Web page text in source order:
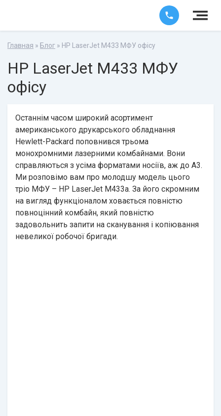
Главная » Блог » HP LaserJet M433 МФУ офісу
HP LaserJet M433 МФУ
офісу
Останнім часом широкий асортимент
американського друкарського обладнання
Hewlett-Packard поповнився трьома
монохромними лазерними комбайнами. Вони
справляються з усіма форматами носіїв, аж до А3.
Ми розповімо вам про молодшу модель цього
тріо МФУ – HP LaserJet M433a. За його скромним
на вигляд функціоналом ховається повністю
повноцінний комбайн, який повністю
задовольнить запити на сканування і копіювання
невеликої робочої бригади.